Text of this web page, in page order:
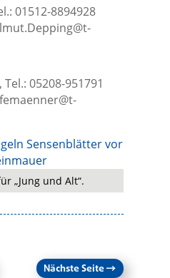
01512-8894928
05208-951791
„Jung und Alt“.
Nächste Seite→